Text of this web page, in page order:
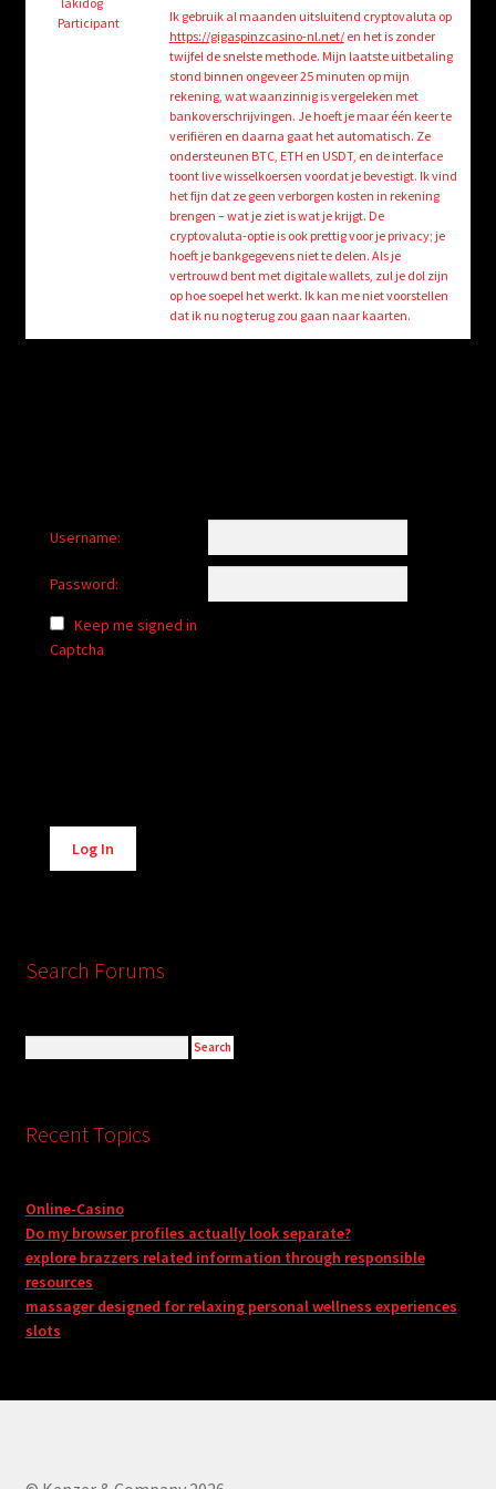
menu
Login/Create Account
Participant
Ik gebruik al maanden uitsluitend cryptovaluta op
https://gigaspinzcasino-nl.net/en het is zonder
twijfel de snelste methode. Mijn laatste uitbetaling
stond binnen ongeveer 25 minuten op mijn
rekening, wat waanzinnig is vergeleken met
bankoverschrijvingen. Je hoeft je maar één keer te
verifiëren en daarna gaat het automatisch. Ze
ondersteunen BTC, ETH en USDT, en de interface
toont live wisselkoersen voordat je bevestigt. Ik vind
het fijn dat ze geen verborgen kosten in rekening
brengen – wat je ziet is wat je krijgt. De
cryptovaluta-optie is ook prettig voor je privacy; je
hoeft je bankgegevens niet te delen. Als je
vertrouwd bent met digitale wallets, zul je dol zijn
op hoe soepel het werkt. Ik kan me niet voorstellen
dat ik nu nog terug zou gaan naar kaarten.
Username:
Password:
Keep me signed in
Captcha
Alternative:
Log In
Search Forums
Recent Topics
Online-Casino
Do my browser profiles actually look separate?
explore brazzers related information through responsible
resources
massager designed for relaxing personal wellness experiences
slots